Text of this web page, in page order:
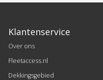
Klantenservice
Over ons
Fleetaccess.nl
Dekkingsgebied